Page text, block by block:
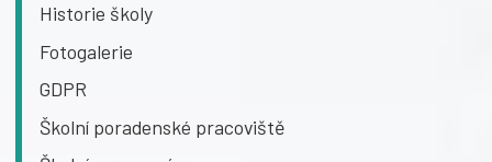
Historie školy
Fotogalerie
GDPR
Školní poradenské pracoviště